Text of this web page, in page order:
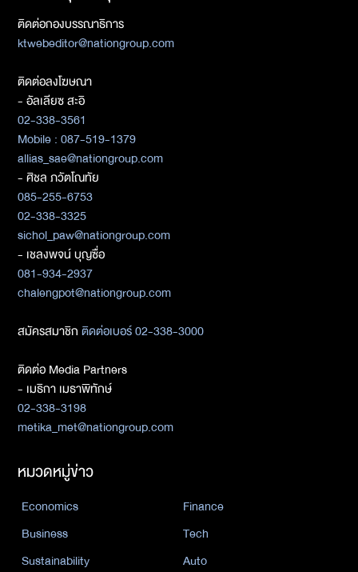
ติดต่อกองบรรณาธิการ
ktwebeditor@nationgroup.com
ติดต่อลงโฆษณา
- อัลเลียซ สะอิ
02-338-3561
Mobile : 087-519-1379
allias_sae@nationgroup.com
- ศิชล ภวัตโณทัย
085-255-6753
02-338-3325
sichol_paw@nationgroup.com
- เชลงพจน์ บุญซื่อ
081-934-2937
chalengpot@nationgroup.com
สมัครสมาชิกติดต่อเบอร์ 02-338-3000
ติดต่อ Media Partners
- เมธิกา เมธาพิทักษ์
02-338-3198
metika_met@nationgroup.com
หมวดหมู่ข่าว
Economics
Finance
Business
Tech
Sustainability
Auto